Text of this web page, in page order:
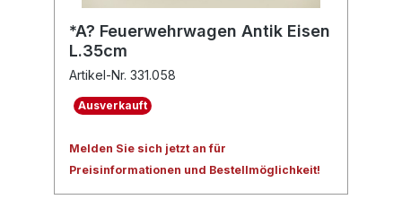
*A? Feuerwehrwagen Antik Eisen
L.35cm
Artikel-Nr. 331.058
Ausverkauft
Melden Sie sich jetzt an für
Preisinformationen und Bestellmöglichkeit!